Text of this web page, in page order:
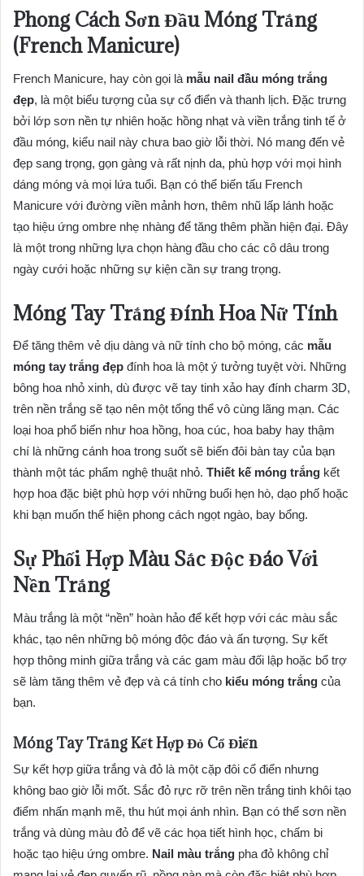
Phong Cách Sơn Đầu Móng Trắng
(French Manicure)
French Manicure, hay còn gọi là mẫu nail đầu móng trắng
đẹp, là một biểu tượng của sự cổ điển và thanh lịch. Đặc trưng
bởi lớp sơn nền tự nhiên hoặc hồng nhạt và viền trắng tinh tế ở
đầu móng, kiểu nail này chưa bao giờ lỗi thời. Nó mang đến vẻ
đẹp sang trọng, gọn gàng và rất nịnh da, phù hợp với mọi hình
dáng móng và mọi lứa tuổi. Bạn có thể biến tấu French
Manicure với đường viền mảnh hơn, thêm nhũ lấp lánh hoặc
tạo hiệu ứng ombre nhẹ nhàng để tăng thêm phần hiện đại. Đây
là một trong những lựa chọn hàng đầu cho các cô dâu trong
ngày cưới hoặc những sự kiện cần sự trang trọng.
Móng Tay Trắng Đính Hoa Nữ Tính
Để tăng thêm vẻ dịu dàng và nữ tính cho bộ móng, các mẫu
móng tay trắng đẹp đính hoa là một ý tưởng tuyệt vời. Những
bông hoa nhỏ xinh, dù được vẽ tay tinh xảo hay đính charm 3D,
trên nền trắng sẽ tạo nên một tổng thể vô cùng lãng mạn. Các
loại hoa phổ biến như hoa hồng, hoa cúc, hoa baby hay thậm
chí là những cánh hoa trong suốt sẽ biến đôi bàn tay của bạn
thành một tác phẩm nghệ thuật nhỏ. Thiết kế móng trắng kết
hợp hoa đặc biệt phù hợp với những buổi hẹn hò, dạo phố hoặc
khi bạn muốn thể hiện phong cách ngọt ngào, bay bổng.
Sự Phối Hợp Màu Sắc Độc Đáo Với
Nền Trắng
Màu trắng là một “nền” hoàn hảo để kết hợp với các màu sắc
khác, tạo nên những bộ móng độc đáo và ấn tượng. Sự kết
hợp thông minh giữa trắng và các gam màu đối lập hoặc bổ trợ
sẽ làm tăng thêm vẻ đẹp và cá tính cho kiểu móng trắng của
bạn.
Móng Tay Trắng Kết Hợp Đỏ Cổ Điển
Sự kết hợp giữa trắng và đỏ là một cặp đôi cổ điển nhưng
không bao giờ lỗi mốt. Sắc đỏ rực rỡ trên nền trắng tinh khôi tạo
điểm nhấn mạnh mẽ, thu hút mọi ánh nhìn. Bạn có thể sơn nền
trắng và dùng màu đỏ để vẽ các họa tiết hình học, chấm bi
hoặc tạo hiệu ứng ombre. Nail màu trắng pha đỏ không chỉ